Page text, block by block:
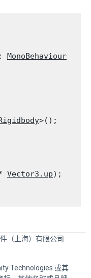
MonoBehaviour
>();
Vector3.up);
（上海）有限公司
Technologies 或其